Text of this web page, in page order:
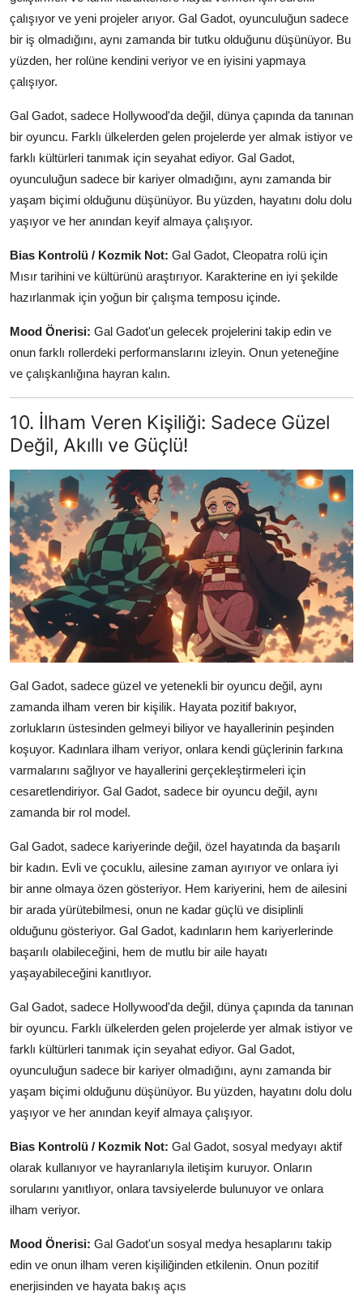
çalışıyor ve yeni projeler arıyor. Gal Gadot, oyunculuğun sadece
bir iş olmadığını, aynı zamanda bir tutku olduğunu düşünüyor. Bu
yüzden, her rolüne kendini veriyor ve en iyisini yapmaya
çalışıyor.
Gal Gadot, sadece Hollywood'da değil, dünya çapında da tanınan
bir oyuncu. Farklı ülkelerden gelen projelerde yer almak istiyor ve
farklı kültürleri tanımak için seyahat ediyor. Gal Gadot,
oyunculuğun sadece bir kariyer olmadığını, aynı zamanda bir
yaşam biçimi olduğunu düşünüyor. Bu yüzden, hayatını dolu dolu
yaşıyor ve her anından keyif almaya çalışıyor.
Bias Kontrolü / Kozmik Not: Gal Gadot, Cleopatra rolü için
Mısır tarihini ve kültürünü araştırıyor. Karakterine en iyi şekilde
hazırlanmak için yoğun bir çalışma temposu içinde.
Mood Önerisi: Gal Gadot'un gelecek projelerini takip edin ve
onun farklı rollerdeki performanslarını izleyin. Onun yeteneğine
ve çalışkanlığına hayran kalın.
10. İlham Veren Kişiliği: Sadece Güzel
Değil, Akıllı ve Güçlü!
Gal Gadot, sadece güzel ve yetenekli bir oyuncu değil, aynı
zamanda ilham veren bir kişilik. Hayata pozitif bakıyor,
zorlukların üstesinden gelmeyi biliyor ve hayallerinin peşinden
koşuyor. Kadınlara ilham veriyor, onlara kendi güçlerinin farkına
varmalarını sağlıyor ve hayallerini gerçekleştirmeleri için
cesaretlendiriyor. Gal Gadot, sadece bir oyuncu değil, aynı
zamanda bir rol model.
Gal Gadot, sadece kariyerinde değil, özel hayatında da başarılı
bir kadın. Evli ve çocuklu, ailesine zaman ayırıyor ve onlara iyi
bir anne olmaya özen gösteriyor. Hem kariyerini, hem de ailesini
bir arada yürütebilmesi, onun ne kadar güçlü ve disiplinli
olduğunu gösteriyor. Gal Gadot, kadınların hem kariyerlerinde
başarılı olabileceğini, hem de mutlu bir aile hayatı
yaşayabileceğini kanıtlıyor.
Gal Gadot, sadece Hollywood'da değil, dünya çapında da tanınan
bir oyuncu. Farklı ülkelerden gelen projelerde yer almak istiyor ve
farklı kültürleri tanımak için seyahat ediyor. Gal Gadot,
oyunculuğun sadece bir kariyer olmadığını, aynı zamanda bir
yaşam biçimi olduğunu düşünüyor. Bu yüzden, hayatını dolu dolu
yaşıyor ve her anından keyif almaya çalışıyor.
Bias Kontrolü / Kozmik Not: Gal Gadot, sosyal medyayı aktif
olarak kullanıyor ve hayranlarıyla iletişim kuruyor. Onların
sorularını yanıtlıyor, onlara tavsiyelerde bulunuyor ve onlara
ilham veriyor.
Mood Önerisi: Gal Gadot'un sosyal medya hesaplarını takip
edin ve onun ilham veren kişiliğinden etkilenin. Onun pozitif
enerjisinden ve hayata bakış açıs